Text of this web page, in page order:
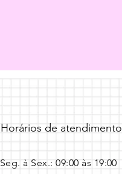
Horários de atendimento
Seg. à Sex.: 09:00 às 19:00 ​